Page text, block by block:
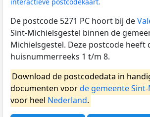
De postcode 5271 PC hoort bij de
Sint-Michielsgestel binnen de
Michielsgestel. Deze postcode heeft
huisnummerreeks 1 t/m 8.
Download de postcodedata in
documenten voorde gemeente
voor heel Nederland.